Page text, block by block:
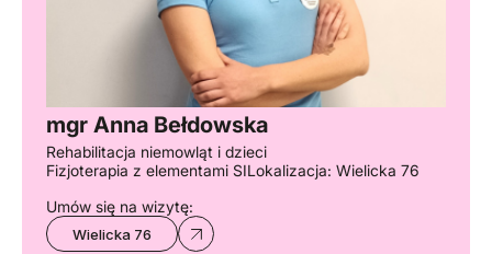
mgr Anna Bełdowska
Rehabilitacja niemowląt i dzieci
Fizjoterapia z elementami SILokalizacja: Wielicka 76
Umów się na wizytę:
Wielicka 76